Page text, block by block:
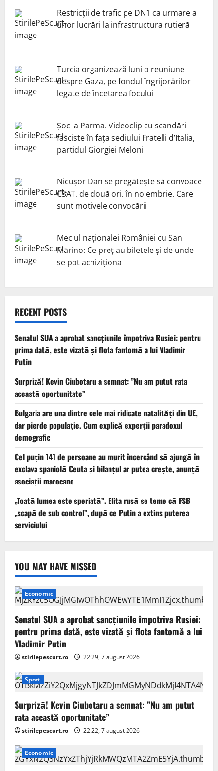
Restricții de trafic pe DN1 ca urmare a
unor lucrări la infrastructura rutieră
Turcia organizează luni o reuniune
despre Gaza, pe fondul îngrijorărilor
legate de încetarea focului
Șoc la Parma. Videoclip cu scandări
fasciste în fața sediului Fratelli d’Italia,
partidul Giorgiei Meloni
Nicuşor Dan se pregăteşte să convoace
CSAT, de două ori, în noiembrie. Care
sunt motivele convocării
Meciul naționalei României cu San
Marino: Ce preț au biletele și de unde
se pot achiziționa
RECENT POSTS
Senatul SUA a aprobat sancțiunile împotriva Rusiei: pentru
prima dată, este vizată și flota fantomă a lui Vladimir
Putin
Surpriză! Kevin Ciubotaru a semnat: ”Nu am putut rata
această oportunitate”
Bulgaria are una dintre cele mai ridicate natalități din UE,
dar pierde populație. Cum explică experții paradoxul
demografic
Cel puţin 141 de persoane au murit încercând să ajungă în
exclava spaniolă Ceuta şi bilanţul ar putea creşte, anunță
asociații marocane
„Toată lumea este speriată”. Elita rusă se teme că FSB
„scapă de sub control”, după ce Putin a extins puterea
serviciului
YOU MAY HAVE MISSED
Economic
Senatul SUA a aprobat sancțiunile împotriva Rusiei:
pentru prima dată, este vizată și flota fantomă a lui
Vladimir Putin
stirilepescurt.ro 22:29, 7 august 2026
Sport
Surpriză! Kevin Ciubotaru a semnat: ”Nu am putut
rata această oportunitate”
stirilepescurt.ro 22:22, 7 august 2026
Economic